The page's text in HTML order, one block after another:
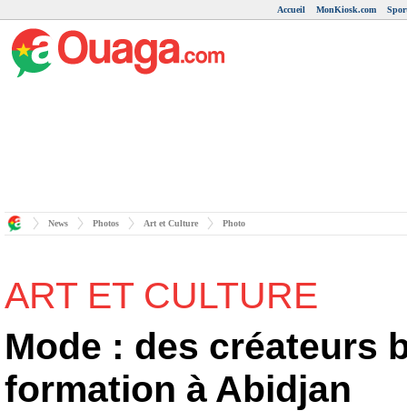
Accueil MonKiosk.com
News Photos Art et Culture Photo
ART ET CULTURE
Mode : des créateurs
formation à Abidjan